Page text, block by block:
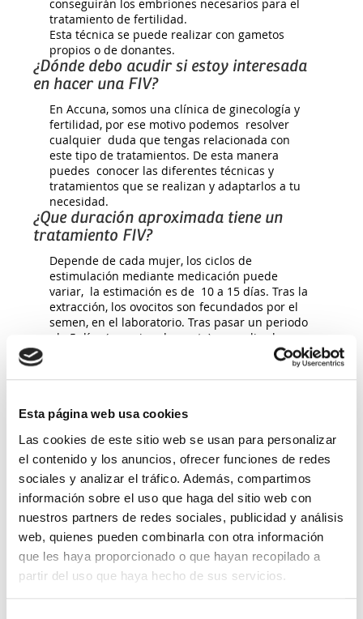
Esta página web usa cookies
Las cookies de este sitio web se usan para personalizar
el contenido y los anuncios, ofrecer funciones de redes
sociales y analizar el tráfico. Además, compartimos
información sobre el uso que haga del sitio web con
nuestros partners de redes sociales, publicidad y análisis
web, quienes pueden combinarla con otra información
que les haya proporcionado o que hayan recopilado a
partir del uso que haya hecho de sus servicios.
conseguirán los embriones necesarios para el
tratamiento de fertilidad.
Esta técnica se puede realizar con gametos
propios o de donantes.
¿Dónde debo acudir si estoy interesada
en hacer una FIV?
En Accuna, somos una clínica de ginecología y
fertilidad, por ese motivo podemos resolver
cualquier duda que tengas relacionada con
este tipo de tratamientos. De esta manera
puedes conocer las diferentes técnicas y
tratamientos que se realizan y adaptarlos a tu
necesidad.
¿Que duración aproximada tiene un
tratamiento FIV?
Depende de cada mujer, los ciclos de
estimulación mediante medicación puede
variar, la estimación es de 10 a 15 días. Tras la
extracción, los ovocitos son fecundados por el
semen, en el laboratorio. Tras pasar un periodo
de 5 días (aproximadamente), se realiza la
transferencia de embriones a la mujer, es una
técnica sencilla, tras la cual se debe esperar
durante 10 días aproximadamente para conocer
Medicación que se utiliza durante le
tratamiento FIV
La medicación utilizada durante el ciclo es
medicación hormonal, consiste en
Gonadotropinas, análogos de la GnRH,
progesterona y estrógeno.
La dosis que se debe administrar la decide el
ginecólogo tras tener en cuenta varios factores.
También pude ocurrir que varíe la dosis una vez
haya comenzado el ciclo, todo dependerá de los
resultados que se observen, tras la ecografía de